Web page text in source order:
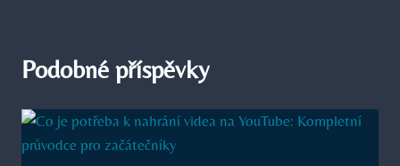
Podobné příspěvky